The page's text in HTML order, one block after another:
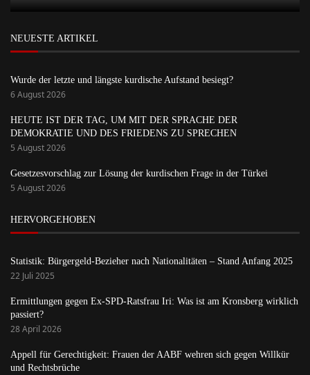
NEUESTE ARTIKEL
Wurde der letzte und längste kurdische Aufstand besiegt?
6 August 2026
HEUTE IST DER TAG, UM MIT DER SPRACHE DER
DEMOKRATIE UND DES FRIEDENS ZU SPRECHEN
5 August 2026
Gesetzesvorschlag zur Lösung der kurdischen Frage in der Türkei
5 August 2026
HERVORGEHOBEN
Statistik: Bürgergeld-Bezieher nach Nationalitäten – Stand Anfang 2025
22 Juli 2025
Ermittlungen gegen Ex-SPD-Ratsfrau Iri: Was ist am Kronsberg wirklich
passiert?
28 April 2026
Appell für Gerechtigkeit: Frauen der AABF wehren sich gegen Willkür
und Rechtsbrüche